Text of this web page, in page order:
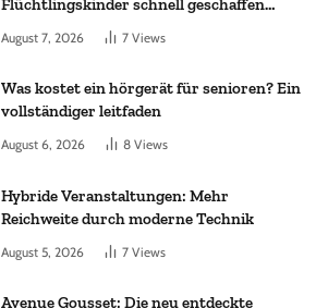
Flüchtlingskinder schnell geschaffen
August 7, 2026 7 Views
Was kostet ein hörgerät für senioren? Ein
vollständiger leitfaden
August 6, 2026 8 Views
Hybride Veranstaltungen: Mehr
Reichweite durch moderne Technik
August 5, 2026 7 Views
Avenue Gousset: Die neu entdeckte